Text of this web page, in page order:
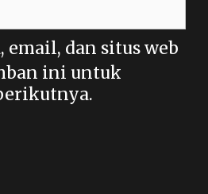
email, dan situs web
ini untuk